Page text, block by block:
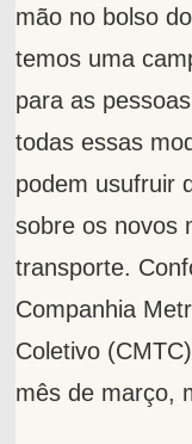
mão no bolso
temos uma
para as
todas essas
podem usufruir
sobre os novos
transporte.
Companhia
Coletivo
mês de março,